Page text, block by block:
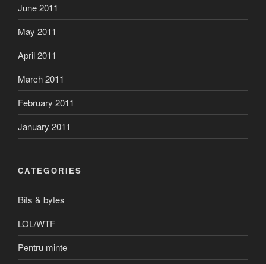
June 2011
May 2011
April 2011
March 2011
February 2011
January 2011
CATEGORIES
Bits & bytes
LOL/WTF
Pentru minte